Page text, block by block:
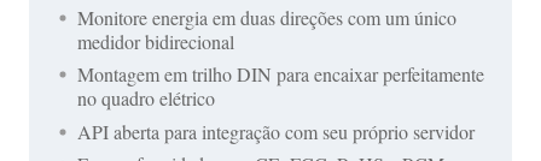
Monitore energia em duas direções com um único
medidor bidirecional
Montagem em trilho DIN para encaixar perfeitamente
no quadro elétrico
API aberta para integração com seu próprio servidor